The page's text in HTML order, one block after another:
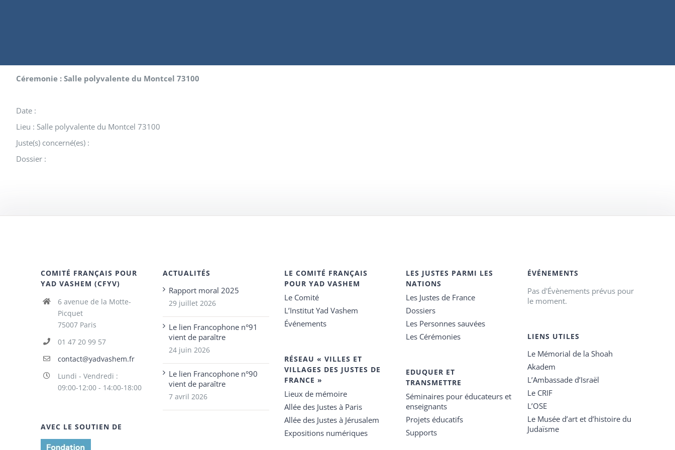
Céremonie : Salle polyvalente du Montcel 73100
Date :
Lieu : Salle polyvalente du Montcel 73100
Juste(s) concerné(es) :
Dossier :
COMITÉ FRANÇAIS POUR
YAD VASHEM (CFYV)
6 avenue de la Motte-
Picquet
75007 Paris
01 47 20 99 57
contact@yadvashem.fr
Lundi - Vendredi :
09:00-12:00 - 14:00-18:00
AVEC LE SOUTIEN DE
ACTUALITÉS
Rapport moral 2025
29 juillet 2026
Le lien Francophone n°91
vient de paraître
24 juin 2026
Le lien Francophone n°90
vient de paraître
7 avril 2026
LE COMITÉ FRANÇAIS
POUR YAD VASHEM
Le Comité
L’Institut Yad Vashem
Événements
RÉSEAU « VILLES ET
VILLAGES DES JUSTES DE
FRANCE »
Lieux de mémoire
Allée des Justes à Paris
Allée des Justes à Jérusalem
Expositions numériques
LES JUSTES PARMI LES
NATIONS
Les Justes de France
Dossiers
Les Personnes sauvées
Les Cérémonies
EDUQUER ET
TRANSMETTRE
Séminaires pour éducateurs et
enseignants
Projets éducatifs
Supports
ÉVÉNEMENTS
Pas d'Évènements prévus pour
le moment.
LIENS UTILES
Le Mémorial de la Shoah
Akadem
L’Ambassade d’Israël
Le CRIF
L’OSE
Le Musée d’art et d’histoire du
Judaïsme